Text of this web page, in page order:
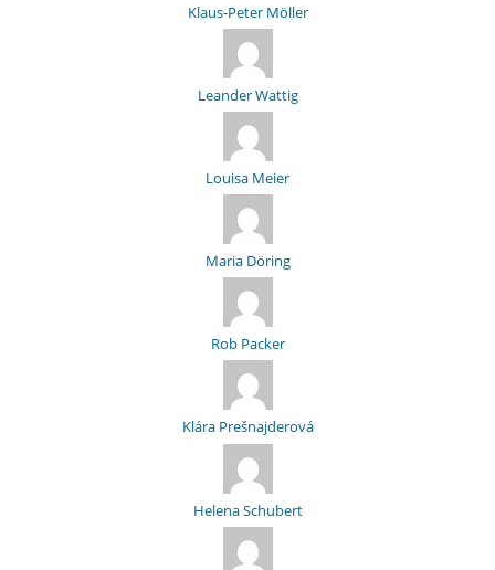
Klaus-Peter Möller
Leander Wattig
Louisa Meier
Maria Döring
Rob Packer
Klára Prešnajderová
Helena Schubert